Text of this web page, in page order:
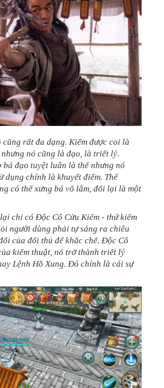
rất đa dạng. Kiếm được coi là
nó cũng là đạo, là triết lý.
bá đạo tuyệt luân là thế nhưng nó
dụng chính là khuyết điểm. Thế
có thể xưng bá võ lâm, đổi lại là một
chỉ có Độc Cô Cửu Kiếm - thứ kiếm
người dùng phải tự sáng ra chiêu
của đối thủ để khắc chế. Độc Cô
kiếm thuật, nó trở thành triết lý
Lệnh Hồ Xung. Đó chính là cái sự